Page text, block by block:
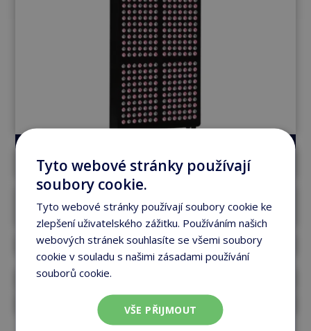
Unique 5600
560ks LED, 5 vlnových délek, 6
puzlních frekvencí
116 x 42 cm
82 900 Kč
Tyto webové stránky používají
soubory cookie.
Tyto webové stránky používají soubory cookie ke
zlepšení uživatelského zážitku. Používáním našich
webových stránek souhlasíte se všemi soubory
cookie v souladu s našimi zásadami používání
souborů cookie.
VŠE PŘIJMOUT